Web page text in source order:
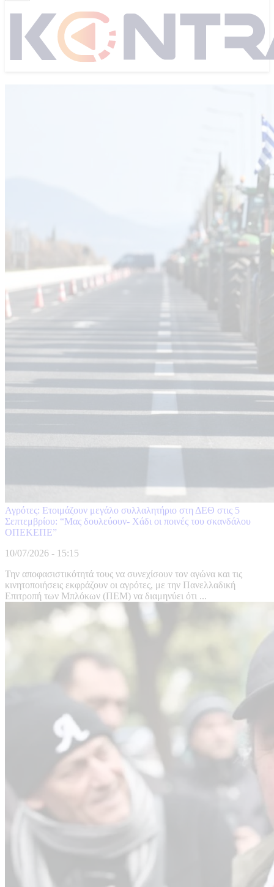
Αγρότες: Ετοιμάζουν μεγάλο συλλαλητήριο στη ΔΕΘ στις 5
Σεπτεμβρίου: “Μας δουλεύουν- Χάδι οι ποινές του σκανδάλου
ΟΠΕΚΕΠΕ”
10/07/2026 - 15:15
Την αποφασιστικότητά τους να συνεχίσουν τον αγώνα και τις
κινητοποιήσεις εκφράζουν οι αγρότες, με την Πανελλαδική
Επιτροπή των Μπλόκων (ΠΕΜ) να διαμηνύει ότι ...